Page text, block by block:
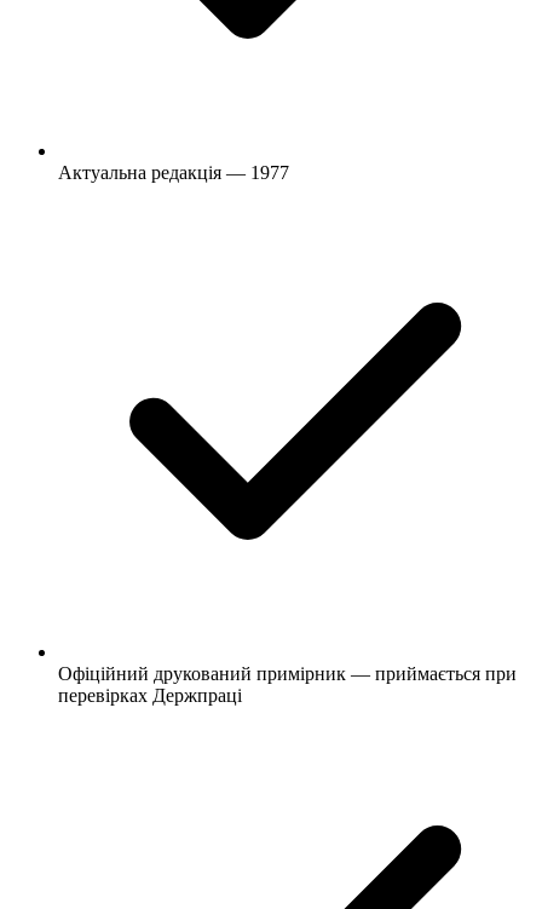
Актуальна редакція — 1977
Офіційний друкований примірник — приймається при
перевірках Держпраці